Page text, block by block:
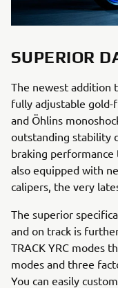
SUPERIOR
The newest addition
fully adjustable gold-
and Öhlins
outstanding stability
braking performance
also equipped with
calipers, the very
The superior
and on track is
TRACK YRC modes
modes and three
You can easily